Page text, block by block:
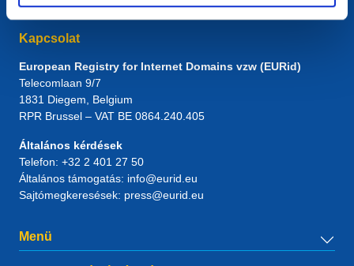
Kapcsolat
European Registry for Internet Domains vzw (EURid)
Telecomlaan 9/7
1831 Diegem , Belgium
RPR Brussel – VAT BE 0864.240.405
Általános kérdések
Telefon: +32 2 401 27 50
Általános támogatás: info@eurid.eu
Sajtómegkeresések: press@eurid.eu
Menü